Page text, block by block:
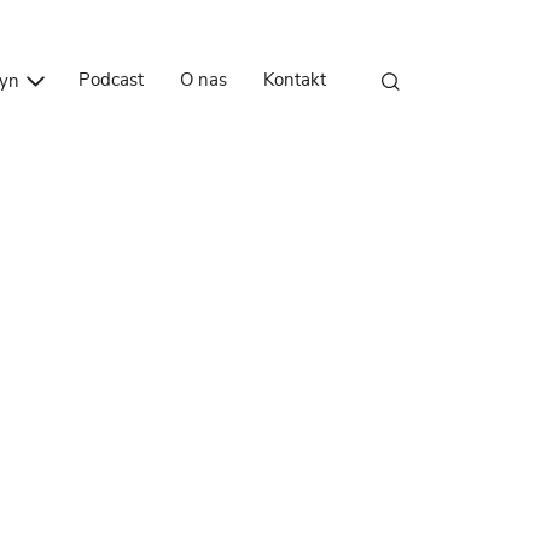
Podcast O nas Kontakt
Przejdź do treści